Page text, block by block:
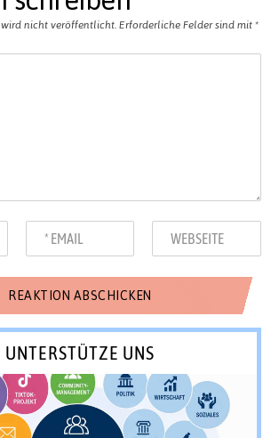
nicht veröffentlicht. Erforderliche Felder sind mit *
UNTERSTÜTZE UNS